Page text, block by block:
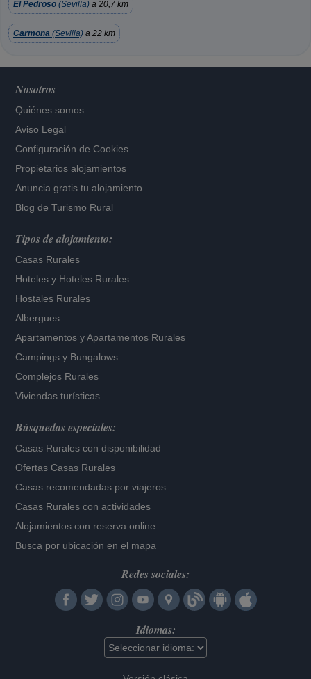
El Pedroso (Sevilla) a 20,7 km
Carmona (Sevilla) a 22 km
Nosotros
Quiénes somos
Aviso Legal
Configuración de Cookies
Propietarios alojamientos
Anuncia gratis tu alojamiento
Blog de Turismo Rural
Tipos de alojamiento:
Casas Rurales
Hoteles y Hoteles Rurales
Hostales Rurales
Albergues
Apartamentos yApartamentos Rurales
Campings y Bungalows
Complejos Rurales
Viviendas turísticas
Búsquedas especiales:
Casas Rurales con disponibilidad
Ofertas Casas Rurales
Casas recomendadas por viajeros
Casas Rurales con actividades
Alojamientos con reserva online
Busca por ubicación en el mapa
Redes sociales:
Idiomas: